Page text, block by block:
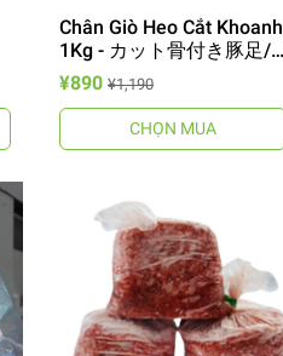
Chân Giò Heo Cắt Khoanh
1Kg - カット骨付き豚足/
そとモモ
¥890 ¥1,190
CHỌN MUA